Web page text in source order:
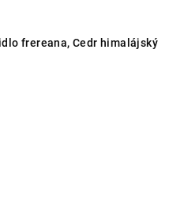
frereana, Cedr himalájský